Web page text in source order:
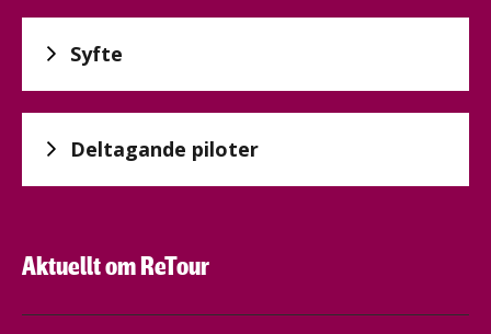
Syfte
Deltagande piloter
Aktuellt om ReTour